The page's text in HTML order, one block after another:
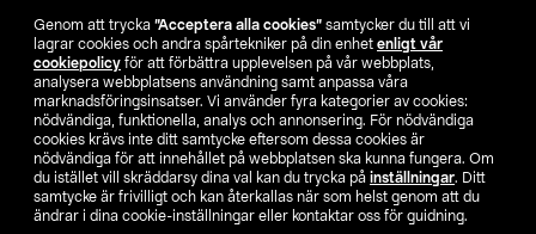
Genom att trycka ”Acceptera alla cookies” samtycker du till att vi
lagrar cookies och andra spårtekniker på din enhet enligt vår
cookiepolicy för att förbättra upplevelsen på vår webbplats,
analysera webbplatsens användning samt anpassa våra
marknadsföringsinsatser. Vi använder fyra kategorier av cookies:
nödvändiga, funktionella, analys och annonsering. För nödvändiga
cookies krävs inte ditt samtycke eftersom dessa cookies är
nödvändiga för att innehållet på webbplatsen ska kunna fungera. Om
du istället vill skräddarsy dina val kan du trycka på inställningar. Ditt
samtycke är frivilligt och kan återkallas när som helst genom att du
ändrar i dina cookie-inställningar eller kontaktar oss för guidning.
Hitta butik
SE NO FI